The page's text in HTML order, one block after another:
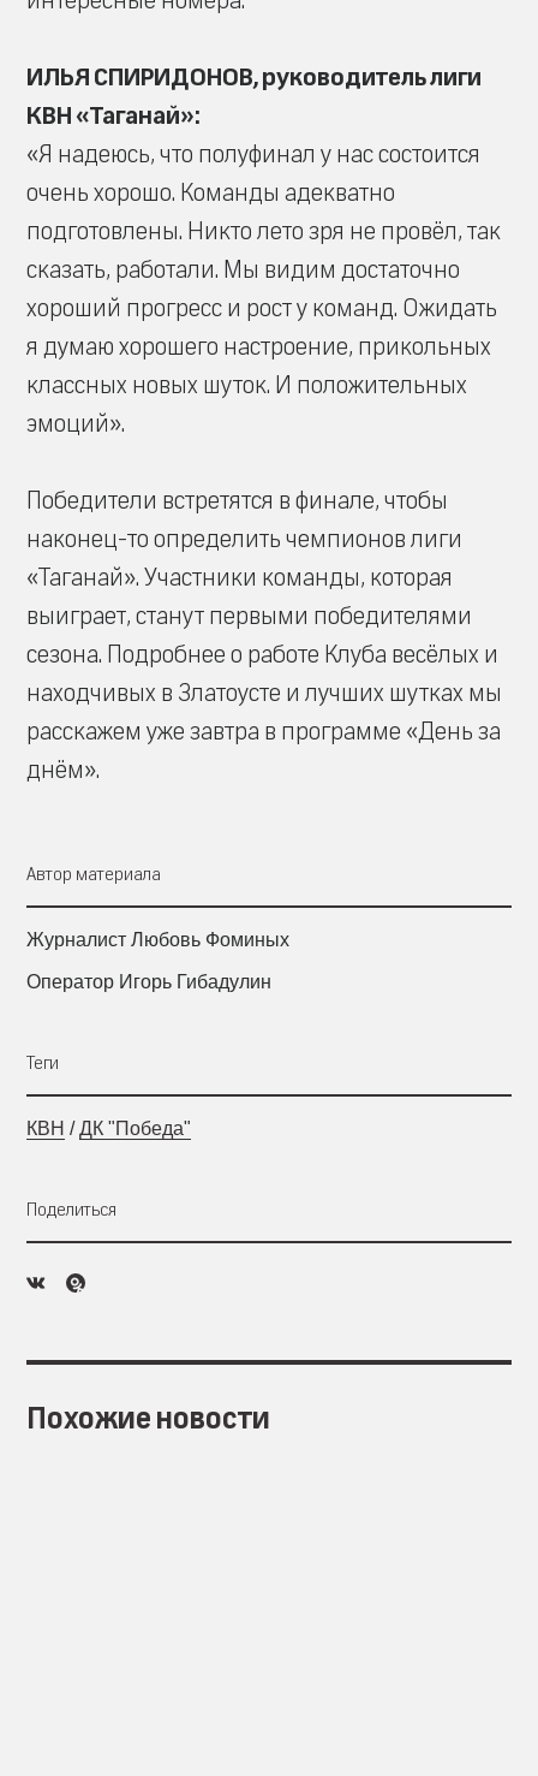
ИЛЬЯ СПИРИДОНОВ, руководитель лиги
КВН «Таганай»:
«Я надеюсь, что полуфинал у нас состоится
очень хорошо. Команды адекватно
подготовлены. Никто лето зря не провёл, так
сказать, работали. Мы видим достаточно
хороший прогресс и рост у команд. Ожидать
я думаю хорошего настроение, прикольных
классных новых шуток. И положительных
эмоций».
Победители встретятся в финале, чтобы
наконец-то определить чемпионов лиги
«Таганай». Участники команды, которая
выиграет, станут первыми победителями
сезона. Подробнее о работе Клуба весёлых и
находчивых в Златоусте и лучших шутках мы
расскажем уже завтра в программе «День за
днём».
Автор материала
Журналист Любовь Фоминых
Оператор Игорь Гибадулин
Теги
КВН /ДК "Победа"
Поделиться
Похожие новости